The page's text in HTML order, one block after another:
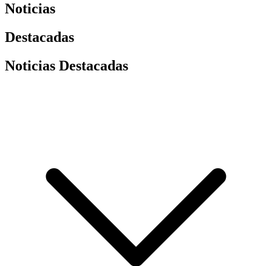
Noticias
Destacadas
Noticias Destacadas